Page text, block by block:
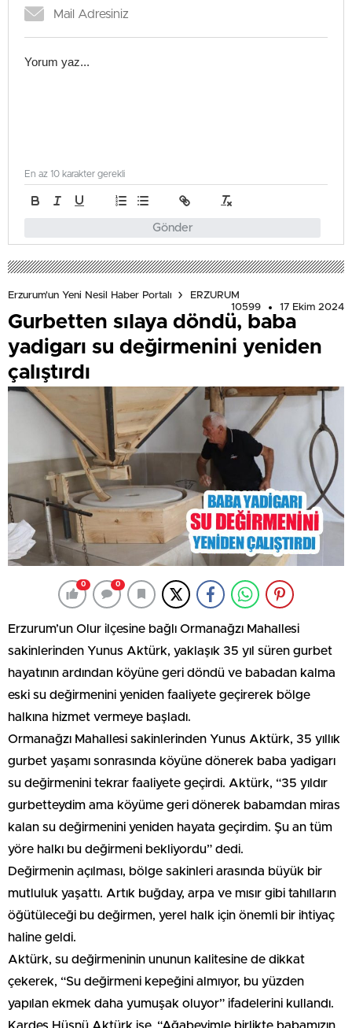
Gönder
En az 10 karakter gerekli
Erzurum'un Yeni Nesil Haber Portalı
ERZURUM
10599
17 Ekim 2024
Gurbetten sılaya döndü, baba
yadigarı su değirmenini yeniden
çalıştırdı
0 0
Erzurum’un Olur ilçesine bağlı Ormanağzı Mahallesi
sakinlerinden Yunus Aktürk, yaklaşık 35 yıl süren gurbet
hayatının ardından köyüne geri döndü ve babadan kalma
eski su değirmenini yeniden faaliyete geçirerek bölge
halkına hizmet vermeye başladı.
Ormanağzı Mahallesi sakinlerinden Yunus Aktürk, 35 yıllık
gurbet yaşamı sonrasında köyüne dönerek baba yadigarı
su değirmenini tekrar faaliyete geçirdi. Aktürk, “35 yıldır
gurbetteydim ama köyüme geri dönerek babamdan miras
kalan su değirmenini yeniden hayata geçirdim. Şu an tüm
yöre halkı bu değirmeni bekliyordu” dedi.
Değirmenin açılması, bölge sakinleri arasında büyük bir
mutluluk yaşattı. Artık buğday, arpa ve mısır gibi tahılların
öğütüleceği bu değirmen, yerel halk için önemli bir ihtiyaç
haline geldi.
Aktürk, su değirmeninin ununun kalitesine de dikkat
çekerek, “Su değirmeni kepeğini almıyor, bu yüzden
yapılan ekmek daha yumuşak oluyor” ifadelerini kullandı.
Kardeş Hüsnü Aktürk ise, “Ağabeyimle birlikte babamızın